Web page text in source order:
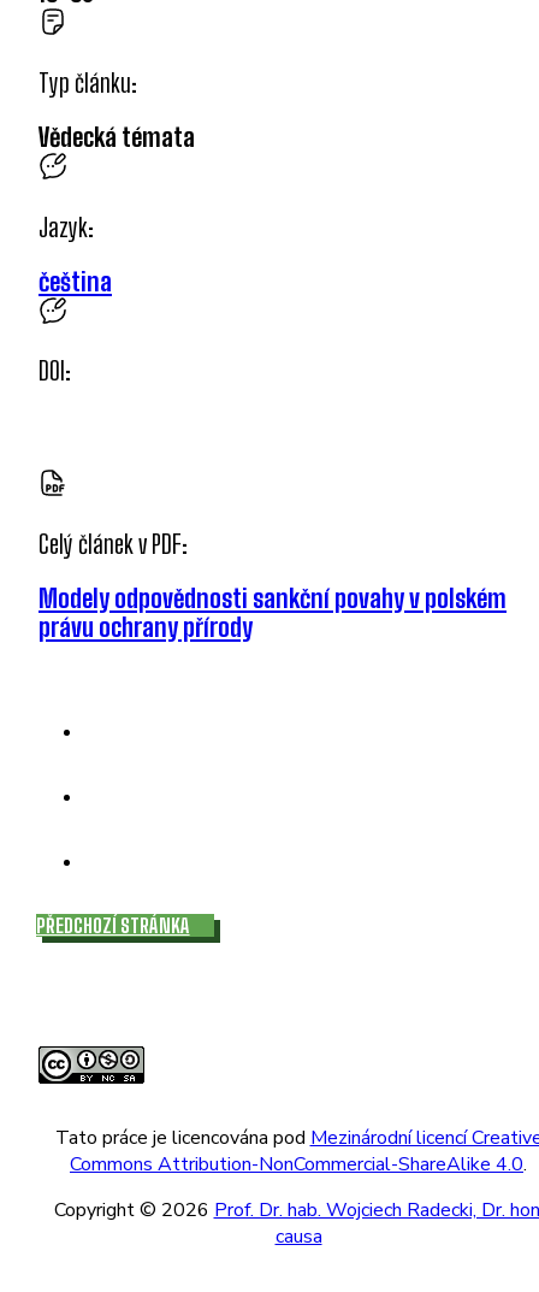
Typ článku:
Vědecká témata
Jazyk:
čeština
DOI:
Celý článek v PDF:
Modely odpovědnosti sankční povahy v polském
právu ochrany přírody
PŘEDCHOZÍ STRÁNKA
Tato práce je licencována pod Mezinárodní licencí
Commons Attribution-NonCommercial-ShareAlike 4.0.
Copyright © 2026 Prof. Dr. hab. Wojciech Radecki, Dr.
causa